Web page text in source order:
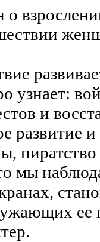
о
узнает:
и
развитие
мы
ее